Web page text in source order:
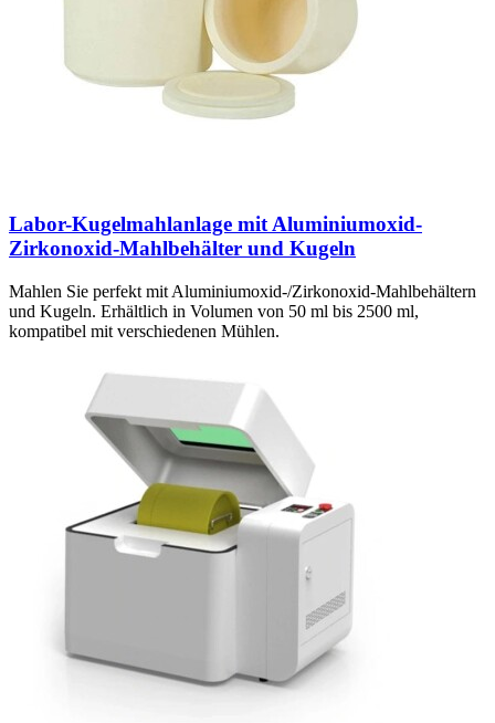
Labor-Kugelmahlanlage mit Aluminiumoxid-
Zirkonoxid-Mahlbehälter und Kugeln
Mahlen Sie perfekt mit Aluminiumoxid-/Zirkonoxid-Mahlbehältern
und Kugeln. Erhältlich in Volumen von 50 ml bis 2500 ml,
kompatibel mit verschiedenen Mühlen.